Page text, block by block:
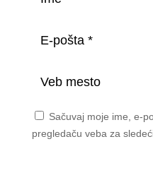
Sačuvaj moje ime, e-
pregledaču veba za